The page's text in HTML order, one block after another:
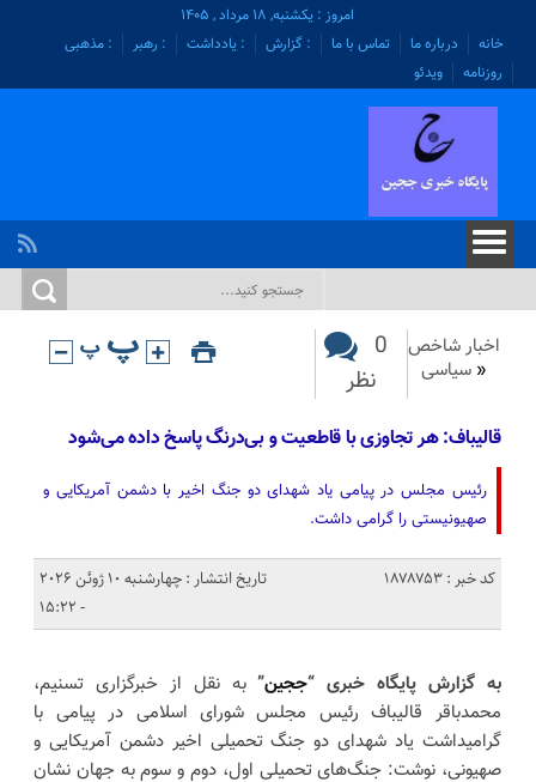
امروز : یکشنبه, ۱۸ مرداد , ۱۴۰۵
خانه
درباره ما تماس با ما : گزارش : یادداشت : رهبر
: مذهبی
روزنامه
ویدئو
اخبار شاخص
« سیاسی
0
نظر
قالیباف: هر تجاوزی با قاطعیت و بی‌درنگ پاسخ داده می‌شود
رئیس مجلس در پیامی یاد شهدای دو جنگ اخیر با دشمن آمریکایی و
صهیونیستی را گرامی داشت.
کد خبر : 1878753
تاریخ انتشار : چهارشنبه 10 ژوئن 2026
- 15:22
به گزارش پایگاه خبری “ججین”به نقل از خبرگزاری تسنیم،
محمدباقر قالیباف رئیس مجلس شورای اسلامی در پیامی با
گرامیداشت یاد شهدای دو جنگ تحمیلی اخیر دشمن آمریکایی و
صهیونی، نوشت: جنگ‌های تحمیلی اول، دوم و سوم به جهان نشان